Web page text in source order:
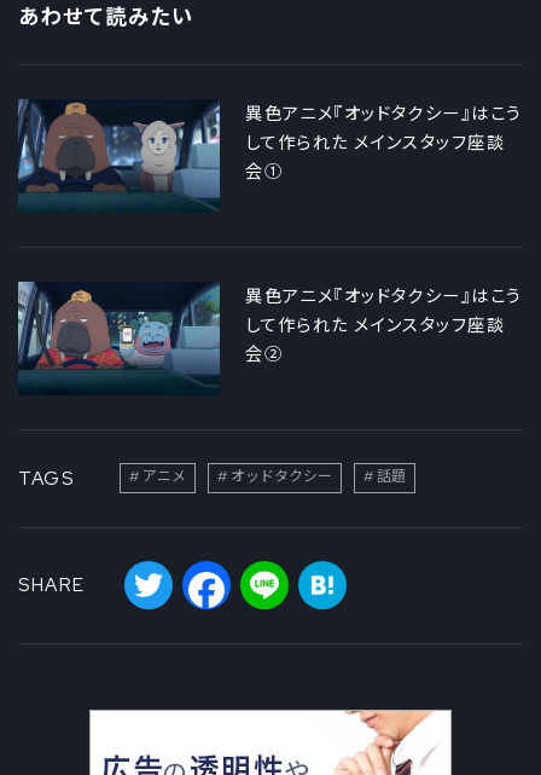
あわせて読みたい
異色アニメ『オッドタクシー』はこう
して作られた メインスタッフ座談
会①
異色アニメ『オッドタクシー』はこう
して作られた メインスタッフ座談
会②
TAGS アニメ オッドタクシー 話題
SHARE
Twitter Facebook
Line